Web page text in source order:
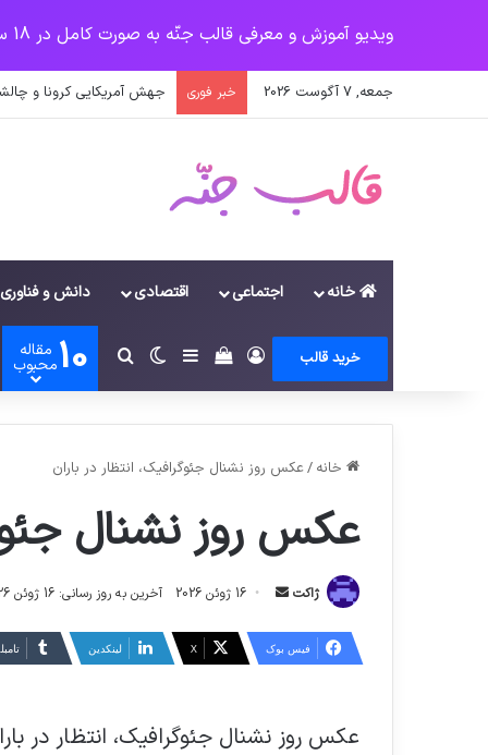
ویدیو آموزش و معرفی قالب جنّه به صورت کامل در 18 سرفصل
جمعه, 7 آگوست 2026 خبر فوری جهش آمریکایی کرونا و
خانه اجتماعی اقتصادی دانش و فناوری
خرید قالب وروددیدن سبد خرید
سایدبارتغییر پوسته
جستجو برای
10 مقاله
محبوب
خانه /عکس روز نشنال جئوگرافیک، انتظار در باران
عکس روز نشنال
ژاکت
ارسال 16 ژوئن 2026 آخرین به روز رسانی: 16 ژوئن 2026
فیس بوک X لینکدین
عکس روز نشنال جئوگرافیک، انتظار در